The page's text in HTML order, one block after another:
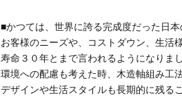
■かつては、世界に誇る完成度だった日本
お客様のニーズや、コストダウン、生活
寿命３０年とまで言われるようになりまし
環境への配慮も考えた時、木造軸組み工
デザインや生活スタイルも長期的に残る